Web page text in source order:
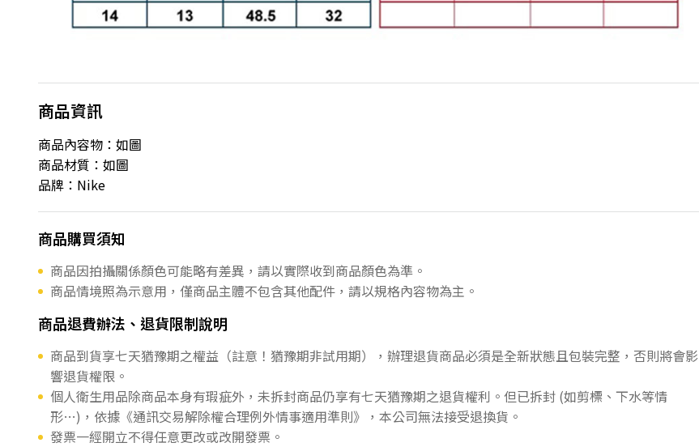
商品資訊
商品內容物：如圖
商品材質：如圖
品牌：Nike
商品購買須知
商品因拍攝關係顏色可能略有差異，請以實際收到商品顏色為準。
商品情境照為示意用，僅商品主體不包含其他配件，請以規格內容物為主。
商品退費辦法、退貨限制說明
商品到貨享七天猶豫期之權益（註意！猶豫期非試用期），辦理退貨商品必須是全新狀態且包裝完整，否則將會影
響退貨權限。
個人衛生用品除商品本身有瑕疵外，未拆封商品仍享有七天猶豫期之退貨權利。但已拆封 (如剪標、下水等情
形…)，依據《通訊交易解除權合理例外情事適用準則》，本公司無法接受退換貨。
發票一經開立不得任意更改或改開發票。